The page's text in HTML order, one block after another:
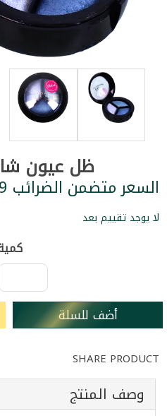
ظل عيون شادو 3
السعر متضمن الضرائب ‏2.99 €
لا يوجد تقييم بعد
أضف للسلة
SHARE PRODUCT
وصف المنتج